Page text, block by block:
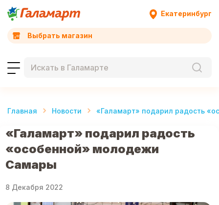
Екатеринбург
Выбрать магазин
Главная Новости «Галамарт» подарил радость
«Галамарт» подарил радость
«особенной» молодежи
Самары
8 Декабря 2022